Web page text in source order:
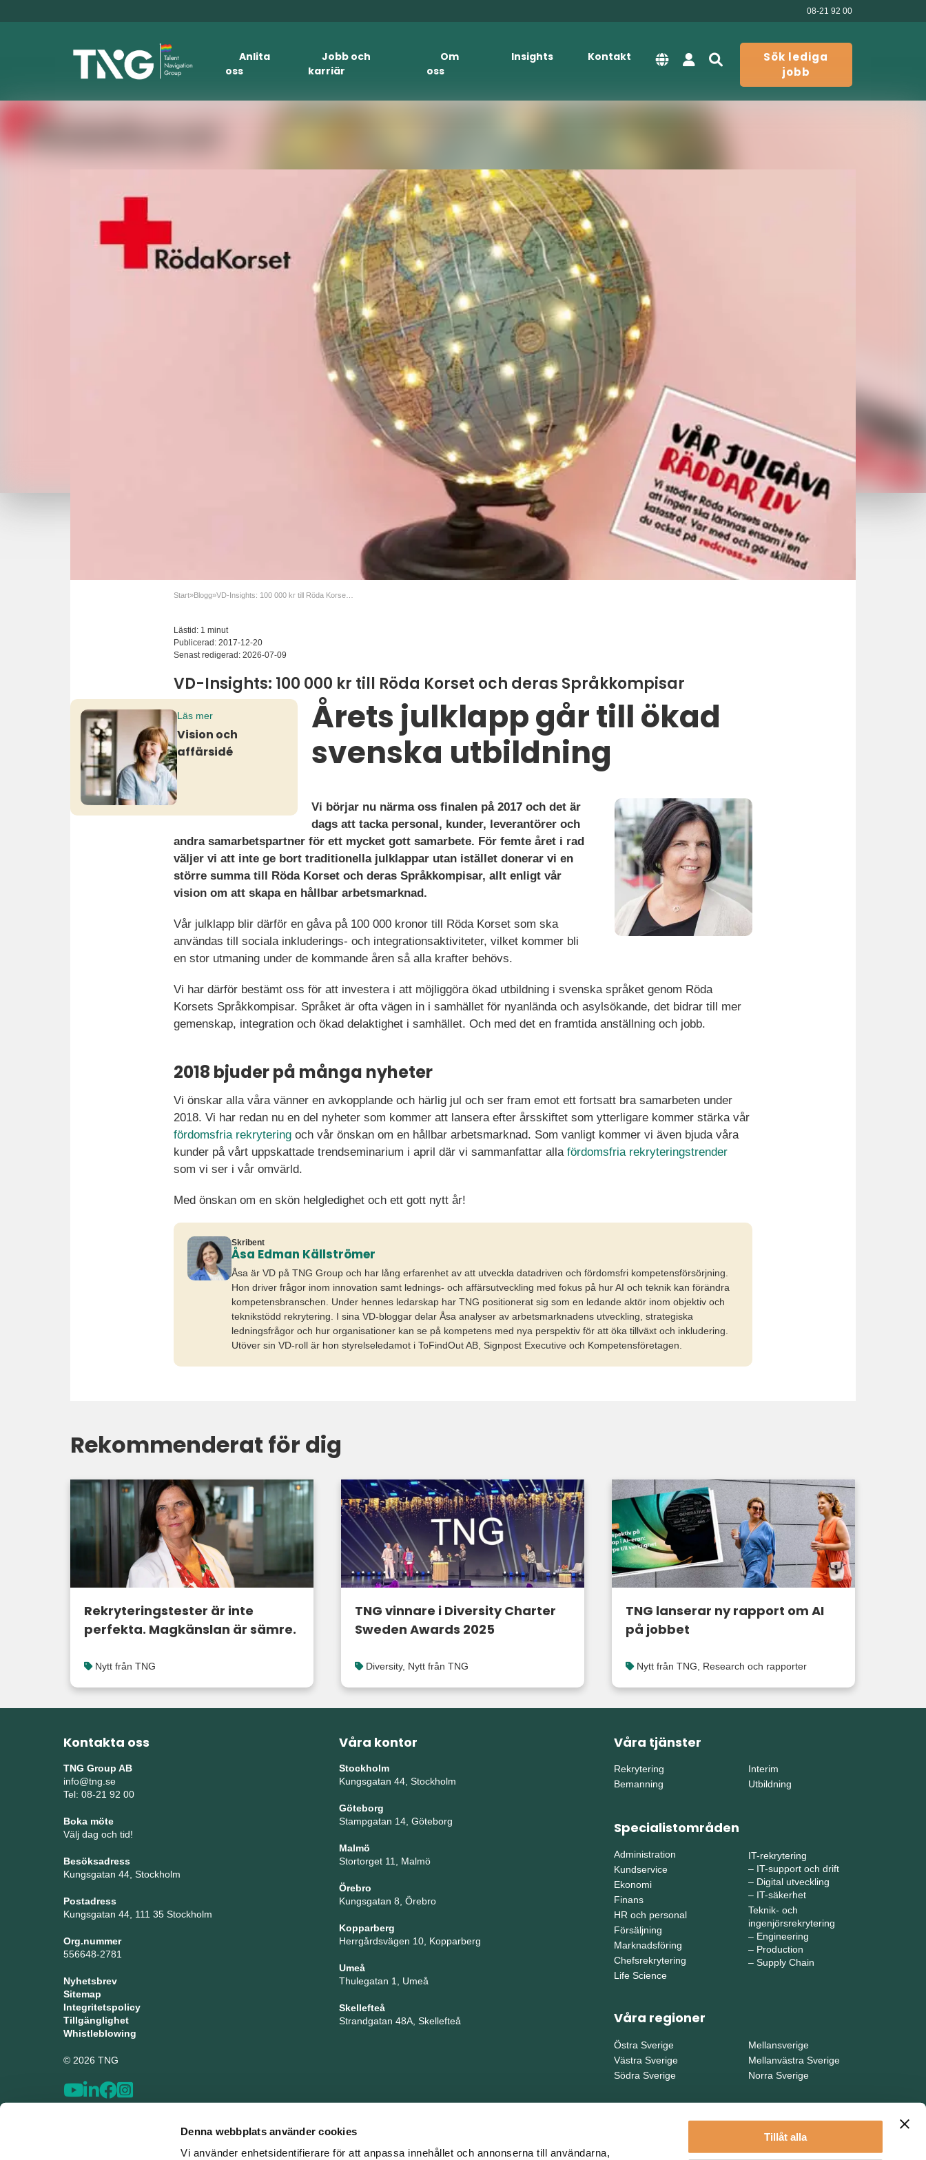
Denna webbplats använder cookies
Vi använder enhetsidentifierare för att anpassa innehållet och annonserna till användarna,
Tillåt alla
08-21 92 00
Anlita
oss
Jobb och
karriär
Om
oss
Insights Kontakt
Sök lediga
jobb
Start»Blogg»
Lästid: 1 minut
Publicerad: 2017-12-20
Senast redigerad: 2026-07-09
VD-Insights: 100 000 kr till Röda Korset och deras Språkkompisar
Läs mer
Vision och
affärsidé
Årets julklapp går till ökad
svenska utbildning
Vi börjar nu närma oss finalen på 2017 och det är
dags att tacka personal, kunder, leverantörer och
andra samarbetspartner för ett mycket gott samarbete. För femte året i rad
väljer vi att inte ge bort traditionella julklappar utan istället donerar vi en
större summa till Röda Korset och deras Språkkompisar, allt enligt vår
vision om att skapa en hållbar arbetsmarknad.
Vår julklapp blir därför en gåva på 100 000 kronor till Röda Korset som ska
användas till sociala inkluderings- och integrationsaktiviteter, vilket kommer bli
en stor utmaning under de kommande åren så alla krafter behövs.
Vi har därför bestämt oss för att investera i att möjliggöra ökad utbildning i svenska språket genom Röda
Korsets Språkkompisar. Språket är ofta vägen in i samhället för nyanlända och asylsökande, det bidrar till mer
gemenskap, integration och ökad delaktighet i samhället. Och med det en framtida anställning och jobb.
2018 bjuder på många nyheter
Vi önskar alla våra vänner en avkopplande och härlig jul och ser fram emot ett fortsatt bra samarbeten under
2018. Vi har redan nu en del nyheter som kommer att lansera efter årsskiftet som ytterligare kommer stärka vår
fördomsfria rekrytering och vår önskan om en hållbar arbetsmarknad. Som vanligt kommer vi även bjuda våra
kunder på vårt uppskattade trendseminarium i april där vi sammanfattar alla fördomsfria rekryteringstrender
som vi ser i vår omvärld.
Med önskan om en skön helgledighet och ett gott nytt år!
Skribent
Åsa Edman Källströmer
Åsa är VD på TNG Group och har lång erfarenhet av att utveckla datadriven och fördomsfri kompetensförsörjning.
Hon driver frågor inom innovation samt lednings- och affärsutveckling med fokus på hur AI och teknik kan förändra
kompetensbranschen. Under hennes ledarskap har TNG positionerat sig som en ledande aktör inom objektiv och
teknikstödd rekrytering. I sina VD-bloggar delar Åsa analyser av arbetsmarknadens utveckling, strategiska
ledningsfrågor och hur organisationer kan se på kompetens med nya perspektiv för att öka tillväxt och inkludering.
Utöver sin VD-roll är hon styrelseledamot i ToFindOut AB, Signpost Executive och Kompetensföretagen.
Rekommenderat för dig
Rekryteringstester är inte
perfekta. Magkänslan är sämre.
Nytt från TNG
TNG vinnare i Diversity Charter
Sweden Awards 2025
Diversity, Nytt från TNG
TNG lanserar ny rapport om AI
på jobbet
Nytt från TNG Research och rapporter
Kontakta oss
TNG Group AB
info@tng.se
Tel: 08-21 92 00
Boka möte
Välj dag och tid!
Besöksadress
Kungsgatan 44, Stockholm
Postadress
Kungsgatan 44, 111 35 Stockholm
Org.nummer
556648-2781
Nyhetsbrev
Sitemap
Integritetspolicy
Tillgänglighet
Whistleblowing
© 2026 TNG
Våra kontor
Stockholm
Kungsgatan 44, Stockholm
Göteborg
Stampgatan 14, Göteborg
Malmö
Stortorget 11, Malmö
Örebro
Kungsgatan 8, Örebro
Kopparberg
Herrgårdsvägen 10, Kopparberg
Umeå
Thulegatan 1, Umeå
Skellefteå
Strandgatan 48A, Skellefteå
Våra tjänster
Rekrytering
Bemanning
Interim
Utbildning
Specialistområden
Administration
Kundservice
Ekonomi
Finans
HR och personal
Försäljning
Marknadsföring
Chefsrekrytering
Life Science
IT-rekrytering
– IT-support och drift
– Digital utveckling
– IT-säkerhet
Teknik- och
ingenjörsrekrytering
– Engineering
– Production
– Supply Chain
Våra regioner
Östra Sverige
Västra Sverige
Södra Sverige
Mellansverige
Mellanvästra Sverige
Norra Sverige